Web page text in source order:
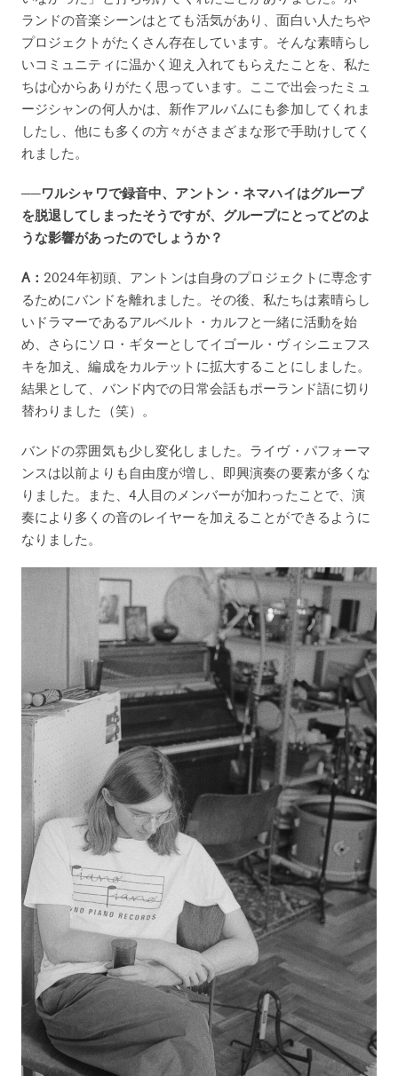
ランドの音楽シーンはとても活気があり、面白い人たちや
プロジェクトがたくさん存在しています。そんな素晴らし
いコミュニティに温かく迎え入れてもらえたことを、私た
ちは心からありがたく思っています。ここで出会ったミュ
ージシャンの何人かは、新作アルバムにも参加してくれま
したし、他にも多くの方々がさまざまな形で手助けしてく
れました。
──ワルシャワで録音中、アントン・ネマハイはグループ
を脱退してしまったそうですが、グループにとってどのよ
うな影響があったのでしょうか？
A： 2024年初頭、アントンは自身のプロジェクトに専念す
るためにバンドを離れました。その後、私たちは素晴らし
いドラマーであるアルベルト・カルフと一緒に活動を始
め、さらにソロ・ギターとしてイゴール・ヴィシニェフス
キを加え、編成をカルテットに拡大することにしました。
結果として、バンド内での日常会話もポーランド語に切り
替わりました（笑）。
バンドの雰囲気も少し変化しました。ライヴ・パフォーマ
ンスは以前よりも自由度が増し、即興演奏の要素が多くな
りました。また、4人目のメンバーが加わったことで、演
奏により多くの音のレイヤーを加えることができるように
なりました。